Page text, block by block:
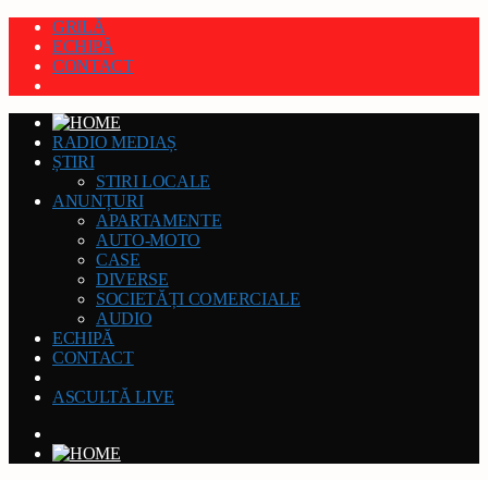
GRILĂ
ECHIPĂ
CONTACT
RADIO MEDIAȘ
ȘTIRI
STIRI LOCALE
ANUNȚURI
APARTAMENTE
AUTO-MOTO
CASE
DIVERSE
SOCIETĂȚI COMERCIALE
AUDIO
ECHIPĂ
CONTACT
ASCULTĂ LIVE